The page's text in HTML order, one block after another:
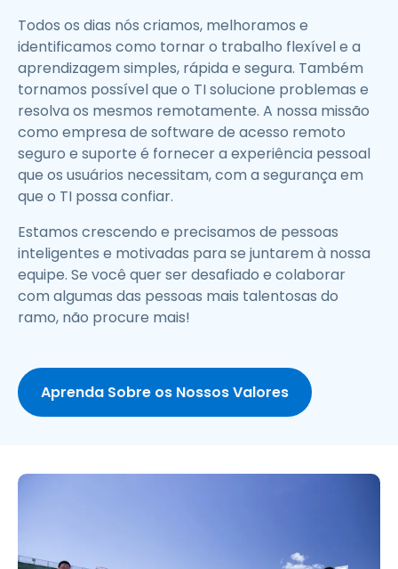
Todos os dias nós criamos, melhoramos e
identificamos como tornar o trabalho flexível e a
aprendizagem simples, rápida e segura. Também
tornamos possível que o TI solucione problemas e
resolva os mesmos remotamente. A nossa missão
como empresa de software de acesso remoto
seguro e suporte é fornecer a experiência pessoal
que os usuários necessitam, com a segurança em
que o TI possa confiar.
Estamos crescendo e precisamos de pessoas
inteligentes e motivadas para se juntarem à nossa
equipe. Se você quer ser desafiado e colaborar
com algumas das pessoas mais talentosas do
ramo, não procure mais!
Aprenda Sobre os Nossos Valores